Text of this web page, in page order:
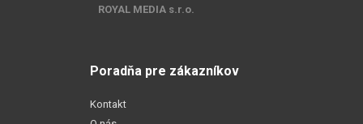
ROYAL MEDIA s.r.o.
Poradňa pre zákazníkov
Kontakt